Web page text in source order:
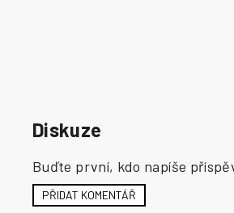
Diskuze
Buďte první, kdo napíše
PŘIDAT KOMENTÁŘ